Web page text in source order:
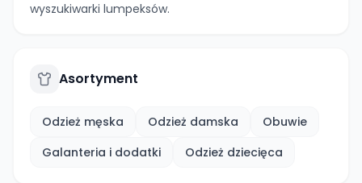
wyszukiwarki lumpeksów.
Asortyment
Odzież męska Odzież damska
Obuwie
Galanteria i dodatki
Odzież dziecięca